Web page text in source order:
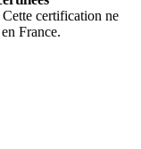
Cette certification ne
France.